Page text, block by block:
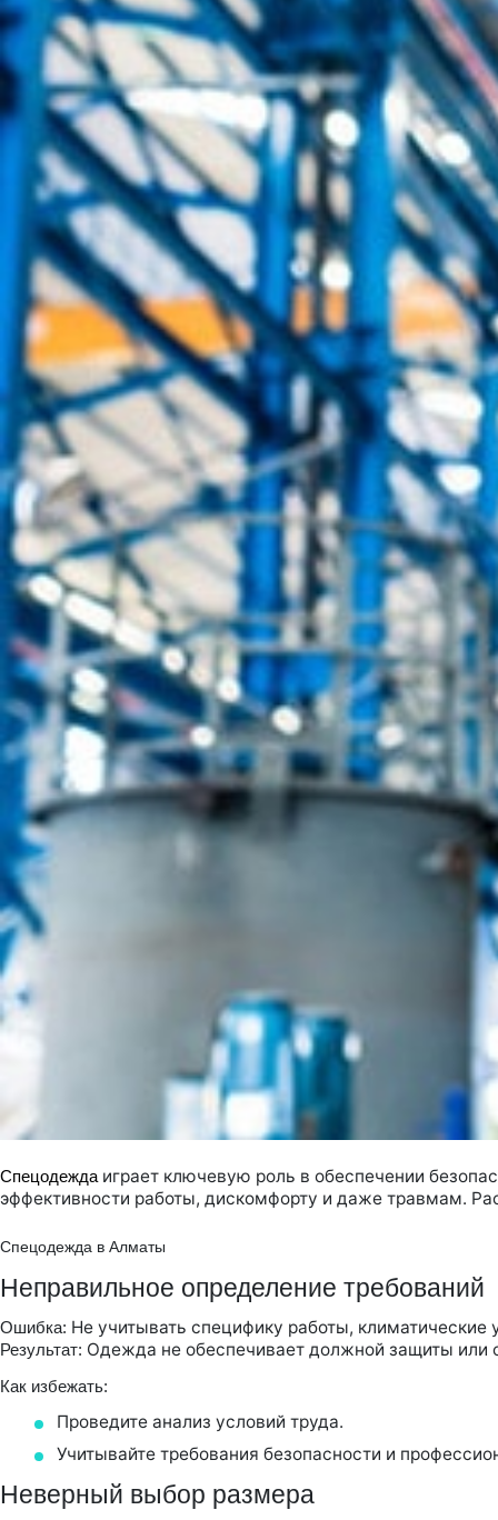
Спецодеждаиграет ключевую роль в обеспечении
эффективности работы, дискомфорту и даже травмам.
Спецодежда в Алматы
Неправильное определение требований
Ошибка: Не учитывать специфику работы,
Результат: Одежда не обеспечивает должной защиты или
Как избежать:
Проведите анализ условий труда.
Учитывайте требования безопасности и
Неверный выбор размера